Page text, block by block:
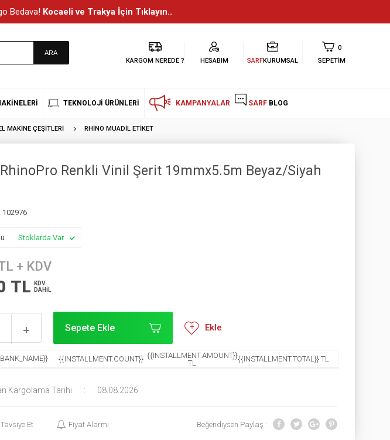
Bedava! Kocaeli ve Trakya İçin Tıklayın..
KARGOM NEREDE ? HESABIM SARFKURUMSAL
0
SEPETIM
TEKNOLOJI ÜRÜNLERI KAMPANYALAR SARF BLOG
MAKINE ÇEŞITLERI RHINO MUADIL ETIKET
Renkli Vinil Şerit 19mmx5.5m Beyaz/Siyah
102976
Stoklarda Var
+ KDV
TL
KDV
DAHİL
Sepete Ekle Ekle
{{INSTALLMENT.COUNT}} {{INSTALLMENT.AMOUNT}}
TL
{{INSTALLMENT.TOTAL}} TL
Kargolama Tarihi : 08.08.2026
Et Fiyat Alarmı Beğendiysen Paylaş :